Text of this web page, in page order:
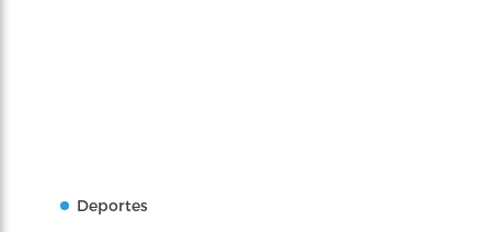
Deportes